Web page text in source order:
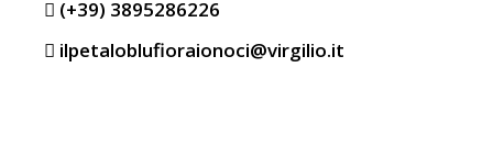
(+39) 3895286226
ilpetaloblufioraionoci@virgilio.it